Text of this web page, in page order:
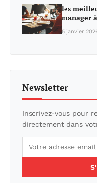
les
manager
5 janvier
Newsletter
Inscrivez-vous pour
directement dans